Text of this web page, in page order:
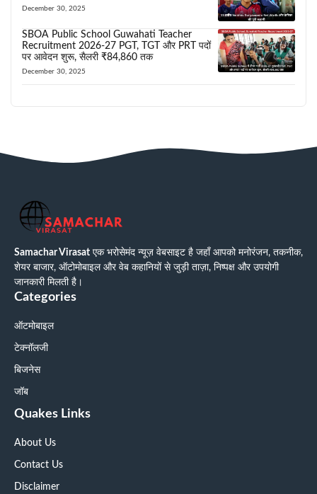
December 30, 2025
SBOA Public School Guwahati Teacher
Recruitment 2026-27 PGT, TGT और PRT पदों
पर आवेदन शुरू, सैलरी ₹84,860 तक
December 30, 2025
Samachar Virasat एक भरोसेमंद न्यूज़ वेबसाइट है जहाँ आपको मनोरंजन, तकनीक,
शेयर बाजार, ऑटोमोबाइल और वेब कहानियों से जुड़ी ताज़ा, निष्पक्ष और उपयोगी
जानकारी मिलती है।
Categories
ऑटमोबाइल
टेक्नॉलजी
बिजनेस
जॉब
Quakes Links
About Us
Contact Us
Disclaimer